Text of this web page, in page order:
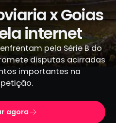
x Goias
internet
pela Série B do
disputas acirradas
importantes na
agora